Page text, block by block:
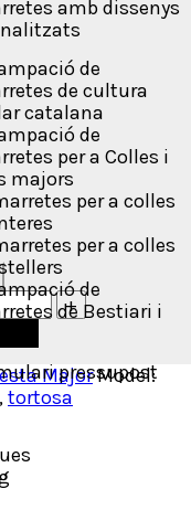
amb dissenys
de
de cultura
catalana
de
per a Colles i
majors
per a colles
per a colles
de
de Bestiari i
pressupost
MajorModel:
,tortosa